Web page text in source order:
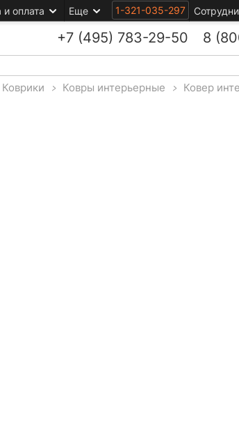
и оплата Еще 1-321-035-297
+7 (495) 783-29-50 8
> Ковры интерьерные > Ковер